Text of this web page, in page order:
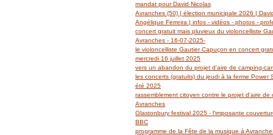
mandat pour David Nicolas
Avranches (50) | élection municipale 2026 |
Angélique Ferreira | infos - vidéos - photos -
concert gratuit mais pluvieux du violoncelliste
Avranches - 16-07-2025-
le violoncelliste Gautier Capuçon en concert
mercredi 16 juillet 2025
vers un abandon du projet d'aire de camping-
les concerts (gratuits) du jeudi à la ferme Power
été 2025
rassemblement citoyen contre le projet d'aire de
Avranches
Glastonbury festival 2025 - l'imposante
BBC
programme de la Fête de la musique à